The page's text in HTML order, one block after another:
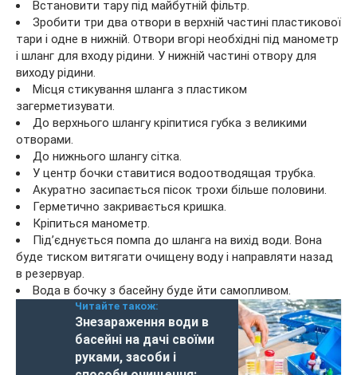
Встановити тару під майбутній фільтр.
Зробити три два отвори в верхній частині пластикової
тари і одне в нижній. Отвори вгорі необхідні під манометр
і шланг для входу рідини. У нижній частині отвору для
виходу рідини.
Місця стикування шланга з пластиком
загерметизувати.
До верхнього шлангу кріпитися губка з великими
отворами.
До нижнього шлангу сітка.
У центр бочки ставитися водоотводящая трубка.
Акуратно засипається пісок трохи більше половини.
Герметично закривається кришка.
Кріпиться манометр.
Під’єднується помпа до шланга на вихід води. Вона
буде тиском витягати очищену воду і направляти назад
в резервуар.
Вода в бочку з басейну буде йти самопливом.
Читайте також:
Знезараження води в
басейні на дачі своїми
руками, засоби і